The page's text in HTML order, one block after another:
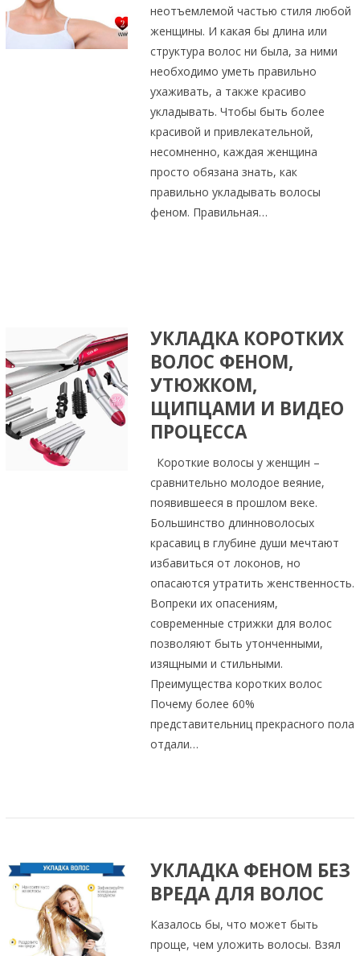
неотъемлемой частью стиля любой
женщины. И какая бы длина или
структура волос ни была, за ними
необходимо уметь правильно
ухаживать, а также красиво
укладывать. Чтобы быть более
красивой и привлекательной,
несомненно, каждая женщина
просто обязана знать, как
правильно укладывать волосы
феном. Правильная…
УКЛАДКА КОРОТКИХ
ВОЛОС ФЕНОМ,
УТЮЖКОМ,
ЩИПЦАМИ И ВИДЕО
ПРОЦЕССА
Короткие волосы у женщин –
сравнительно молодое веяние,
появившееся в прошлом веке.
Большинство длинноволосых
красавиц в глубине души мечтают
избавиться от локонов, но
опасаются утратить женственность.
Вопреки их опасениям,
современные стрижки для волос
позволяют быть утонченными,
изящными и стильными.
Преимущества коротких волос
Почему более 60%
представительниц прекрасного пола
отдали…
УКЛАДКА ФЕНОМ БЕЗ
ВРЕДА ДЛЯ ВОЛОС
Казалось бы, что может быть
проще, чем уложить волосы. Взял